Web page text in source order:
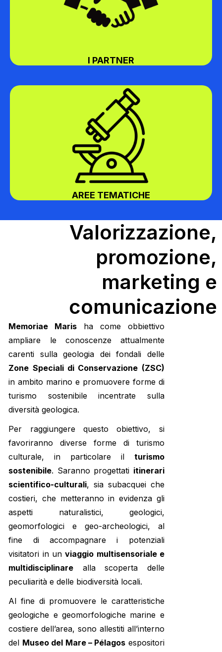
I PARTNER
AREE TEMATICHE
Valorizzazione,
promozione,
marketing e
comunicazione
Memoriae Maris ha come obbiettivo
ampliare le conoscenze attualmente
carenti sulla geologia dei fondali delle
Zone Speciali di Conservazione (ZSC)
in ambito marino e promuovere forme di
turismo sostenibile incentrate sulla
diversità geologica.
Per raggiungere questo obiettivo, si
favoriranno diverse forme di turismo
culturale, in particolare il turismo
sostenibile. Saranno progettati itinerari
scientifico-culturali, sia subacquei che
costieri, che metteranno in evidenza gli
aspetti naturalistici, geologici,
geomorfologici e geo-archeologici, al
fine di accompagnare i potenziali
visitatori in unviaggio multisensoriale e
multidisciplinare alla scoperta delle
peculiarità e delle biodiversità locali.
Al fine di promuovere le caratteristiche
geologiche e geomorfologiche marine e
costiere dell’area, sono allestiti all’interno
del Museo del Mare – Pélagos espositori